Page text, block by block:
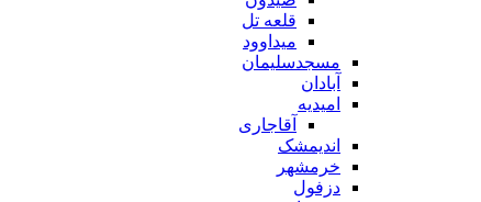
قلعه تل
میداوود
مسجدسلیمان
آبادان
امیدیه
آقاجاری
اندیمشک
خرمشهر
دزفول